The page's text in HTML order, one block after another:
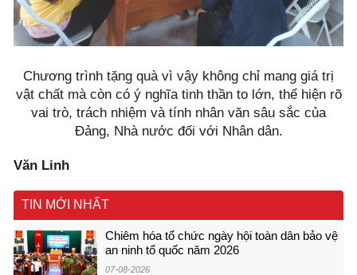
Chương trình tặng quà vì vậy không chỉ mang giá trị
vật chất mà còn có ý nghĩa tinh thần to lớn, thể hiện rõ
vai trò, trách nhiệm và tính nhân văn sâu sắc của
Đảng, Nhà nước đối với Nhân dân.
Văn Linh
TIN MỚI NHẤT
Chiêm hóa tổ chức ngày hội toàn dân bảo vệ
an ninh tổ quốc năm 2026
07-08-2026